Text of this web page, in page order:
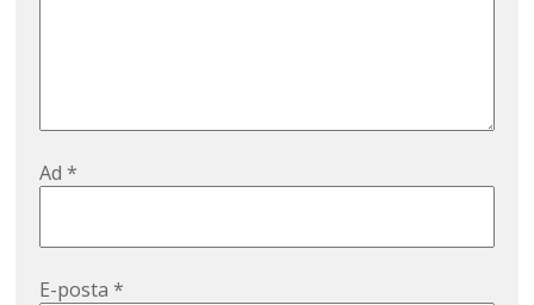
Ad*
E-posta*